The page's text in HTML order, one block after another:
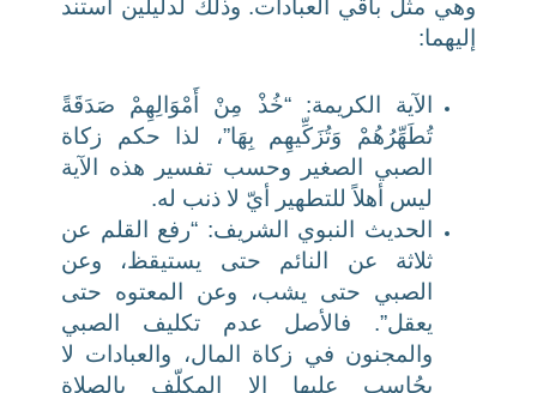
وهي مثل باقي العبادات. وذلك لدليلين استند
إليهما:
الآية الكريمة: “خُذْ مِنْ أَمْوَالِهِمْ صَدَقَةً
تُطَهِّرُهُمْ وَتُزَكِّيهِم بِهَا”، لذا حكم زكاة
الصبي الصغير وحسب تفسير هذه الآية
ليس أهلاً للتطهير أيّ لا ذنب له.
الحديث النبوي الشريف: “رفع القلم عن
ثلاثة عن النائم حتى يستيقظ، وعن
الصبي حتى يشب، وعن المعتوه حتى
يعقل”. فالأصل عدم تكليف الصبي
والمجنون في زكاة المال، والعبادات لا
يحُاسب عليها إلا المكلّف بالصلاة